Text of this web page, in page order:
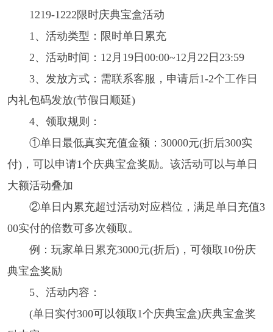
1219-1222限时庆典宝盒活动
1、活动类型：限时单日累充
2、活动时间：12月19日00:00~12月22日23:59
3、发放方式：需联系客服，申请后1-2个工作日
内礼包码发放(节假日顺延)
4、领取规则：
①单日最低真实充值金额：30000元(折后300实
付)，可以申请1个庆典宝盒奖励。该活动可以与单日
大额活动叠加
②单日内累充超过活动对应档位，满足单日充值3
00实付的倍数可多次领取。
例：玩家单日累充3000元(折后)，可领取10份庆
典宝盒奖励
5、活动内容：
(单日实付300可以领取1个庆典宝盒)庆典宝盒奖